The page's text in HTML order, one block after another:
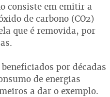
consiste em emitir a
de carbono (CO2)
que é removida, por
por décadas
de energias
a dar o exemplo.